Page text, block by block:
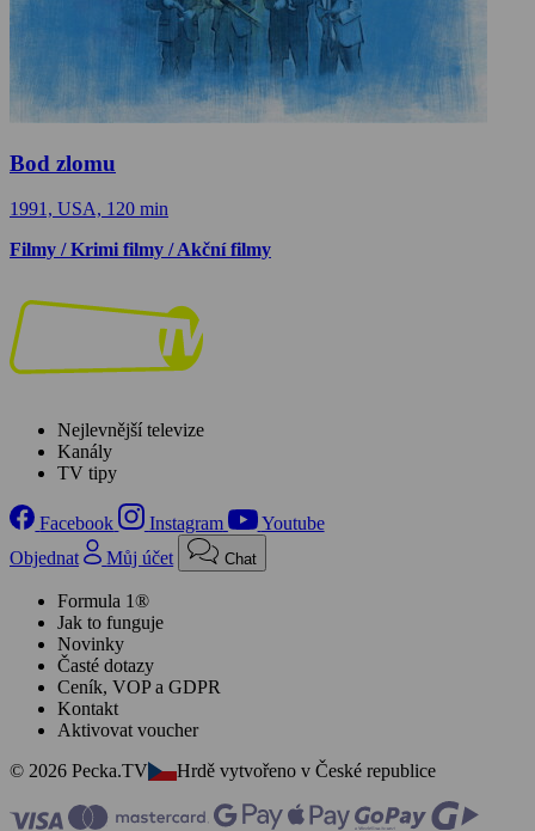
Bod zlomu
1991, USA, 120 min
Filmy / Krimi filmy / Akční filmy
Nejlevnější televize
Kanály
TV tipy
Facebook Instagram
Youtube
Objednat
Můj účet Chat
Formula 1®
Jak to funguje
Novinky
Časté dotazy
Ceník, VOP a GDPR
Kontakt
Aktivovat voucher
© 2026 Pecka.TV
Hrdě vytvořeno v České republice